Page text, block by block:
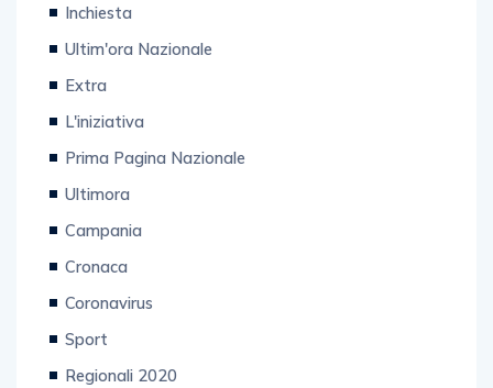
Inchiesta
Ultim'ora Nazionale
Extra
L'iniziativa
Prima Pagina Nazionale
Ultimora
Campania
Cronaca
Coronavirus
Sport
Regionali 2020